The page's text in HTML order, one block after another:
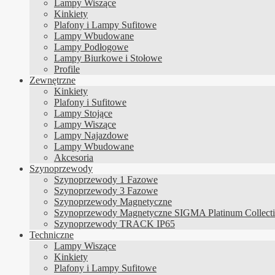
Lampy Wiszące
Kinkiety
Plafony i Lampy Sufitowe
Lampy Wbudowane
Lampy Podłogowe
Lampy Biurkowe i Stołowe
Profile
Zewnętrzne
Kinkiety
Plafony i Sufitowe
Lampy Stojące
Lampy Wiszące
Lampy Najazdowe
Lampy Wbudowane
Akcesoria
Szynoprzewody
Szynoprzewody 1 Fazowe
Szynoprzewody 3 Fazowe
Szynoprzewody Magnetyczne
Szynoprzewody Magnetyczne SIGMA Platinum
Szynoprzewody TRACK IP65
Techniczne
Lampy Wiszące
Kinkiety
Plafony i Lampy Sufitowe